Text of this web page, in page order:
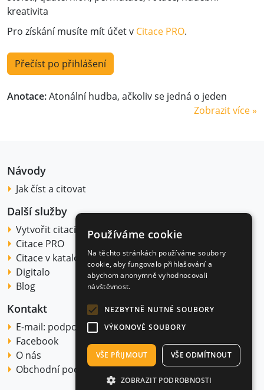
kreativita
Pro získání musíte mít účet v Citace PRO.
Přečíst po přihlášení
Anotace:Atonální hudba, ačkoliv se jedná o jeden
Zobrazit více »
Návody
Jak číst a citovat
Další služby
Vytvořit citaci
Citace PRO
Citace v katalogu
Digitalo
Blog
Kontakt
E-mail: podpora@citace.com
Facebook
O nás
Obchodní podmínky
Používáme cookie
Na těchto stránkách používáme soubory
cookie, aby fungovalo přihlašování a
abychom anonymně vyhodnocovali
návštěvnost.
NEZBYTNĚ NUTNÉ SOUBORY
VÝKONOVÉ SOUBORY
VŠE PŘIJMOUT VŠE ODMÍTNOUT
ZOBRAZIT PODROBNOSTI